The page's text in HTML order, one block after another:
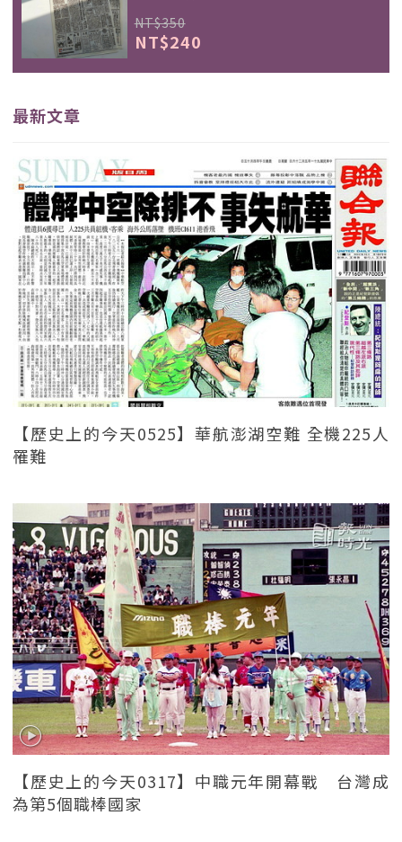
NT$350
NT$240
最新文章
【歷史上的今天0525】華航澎湖空難 全機225人
罹難
【歷史上的今天0317】中職元年開幕戰 台灣成
為第5個職棒國家